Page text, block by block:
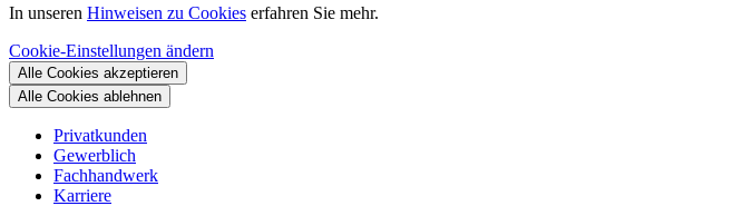
In unseren Hinweisen zu Cookies erfahren Sie mehr.
Cookie-Einstellungen ändern
Alle Cookies akzeptieren
Alle Cookies ablehnen
Privatkunden
Gewerblich
Fachhandwerk
Karriere